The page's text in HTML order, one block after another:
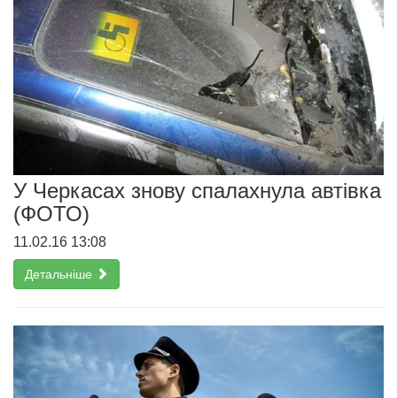
У Черкасах знову спалахнула автівка
(ФОТО)
11.02.16 13:08
Детальніше